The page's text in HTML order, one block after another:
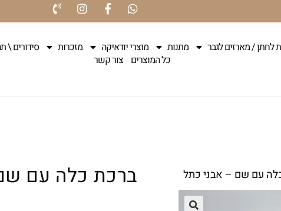
לחתן / מארזים לגבר מתנות מוצרי יודאיקה מזכרות סידורים \
כל המוצרים צור קשר
עם שם – אבני כתל ברכת כלה עם